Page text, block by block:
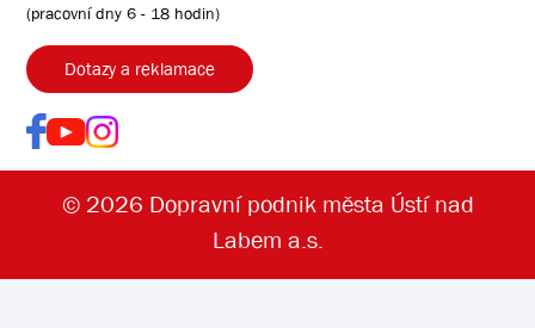
(pracovní dny 6 - 18 hodin)
Dotazy a reklamace
© 2026 Dopravní podnik města Ústí nad
Labem a.s.